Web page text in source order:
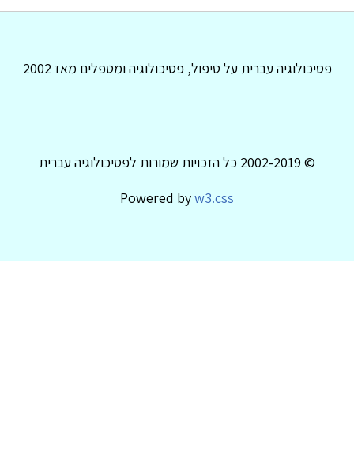
פסיכולוגיה עברית על טיפול, פסיכולוגיה ומטפלים מאז 2002
© 2002-2019 כל הזכויות שמורות לפסיכולוגיה עברית
Powered byw3.css